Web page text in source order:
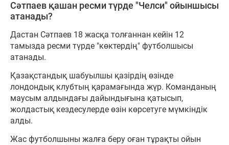
Сәтпаев қашан ресми түрде "Челси" ойыншысы
атанады?
Дастан Сәтпаев 18 жасқа толғаннан кейін 12
тамызда ресми түрде "көктердің" футболшысы
атанады.
Қазақстандық шабуылшы қазірдің өзінде
лондондық клубтың қарамағында жүр. Команданың
маусым алдындағы дайындығына қатысып,
жолдастық кездесулерде өзін көрсетуге мүмкіндік
алды.
Жас футболшыны жалға беру оған тұрақты ойын